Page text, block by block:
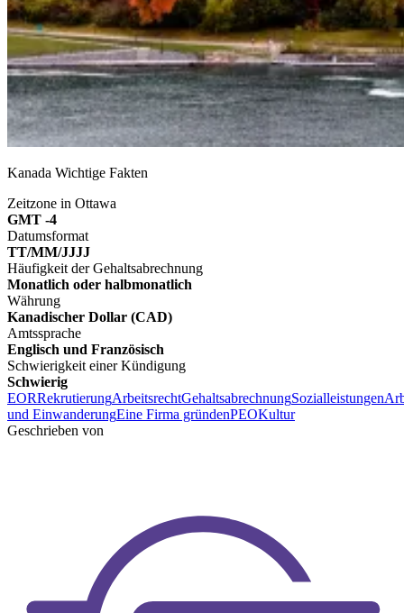
Kanada Wichtige Fakten
Zeitzone in Ottawa
GMT -4
Datumsformat
TT/MM/JJJJ
Häufigkeit der Gehaltsabrechnung
Monatlich oder halbmonatlich
Währung
Kanadischer Dollar (CAD)
Amtssprache
Englisch und Französisch
Schwierigkeit einer Kündigung
Schwierig
EORRekrutierungArbeitsrechtGehaltsabrechnungSozialleistungen
und EinwanderungEine Firma gründenPEOKultur
Geschrieben von